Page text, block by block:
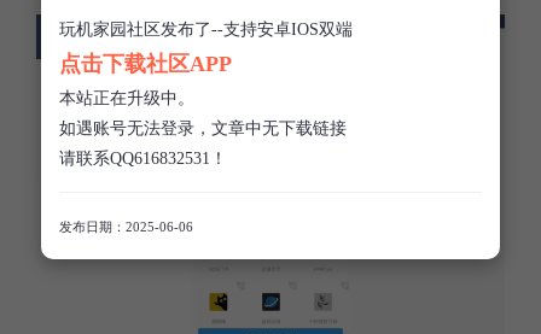
玩机家园社区发布了--支持安卓IOS双端
点击下载社区APP
本站正在升级中。
如遇账号无法登录，文章中无下载链接
请联系QQ616832531！
发布日期：2025-06-06